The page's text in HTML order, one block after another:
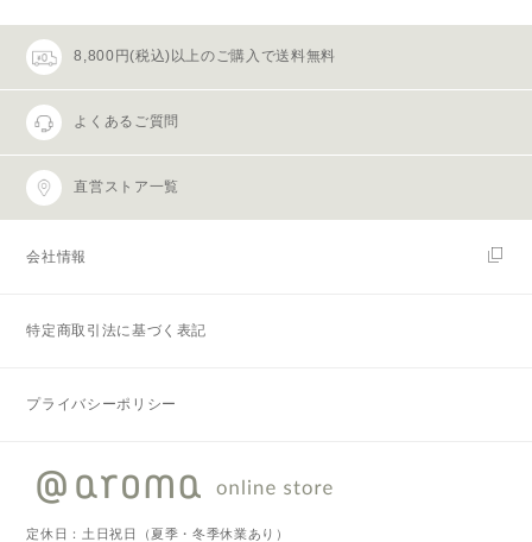
8,800円(税込)以上のご購入で送料無料
よくあるご質問
直営ストア一覧
会社情報
特定商取引法に基づく表記
プライバシーポリシー
定休日：土日祝日（夏季・冬季休業あり）